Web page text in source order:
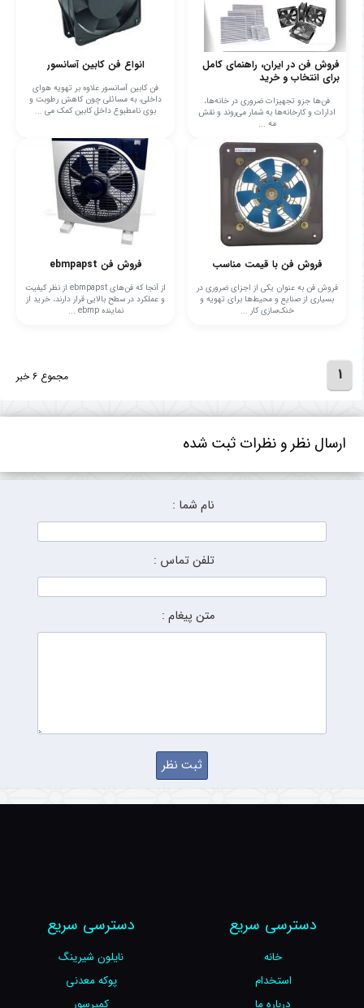
فروش فن در ایران، راهنمای کامل
برای انتخاب و خرید
فن‌ها جزو تجهیزات ضروری در خانه‌ها،
ادارات و کارخانه‌ها به شمار می‌روند و نقش
مه ...
انواع فن کابین آسانسور
فن کابین آسانسور علاوه بر تهویه هوای
داخلی، به مسائلی چون کاهش رطوبت و
بوی نامطبوع داخل کابین کمک می ...
فروش فن با قیمت مناسب
فروش فن به عنوان یکی از اجزای ضروری در
بسیاری از صنایع و محیط‌ها برای تهویه و
خنک‌سازی کار ...
فروش فن ebmpapst
از آنجا که فن‌های ebmpapst از نظر کیفیت
و عملکرد در سطح بالایی قرار دارند، خرید از
نماینده ebmp ...
1 مجموع 6 خبر
ارسال نظر و نظرات ثبت شده
نام شما :
تلفن تماس :
متن پیغام :
دسترسی سریع
خانه
استخدام
درباره ما
دسترسی سریع
نایلون شیرینگ
پوکه معدنی
کمپرسور